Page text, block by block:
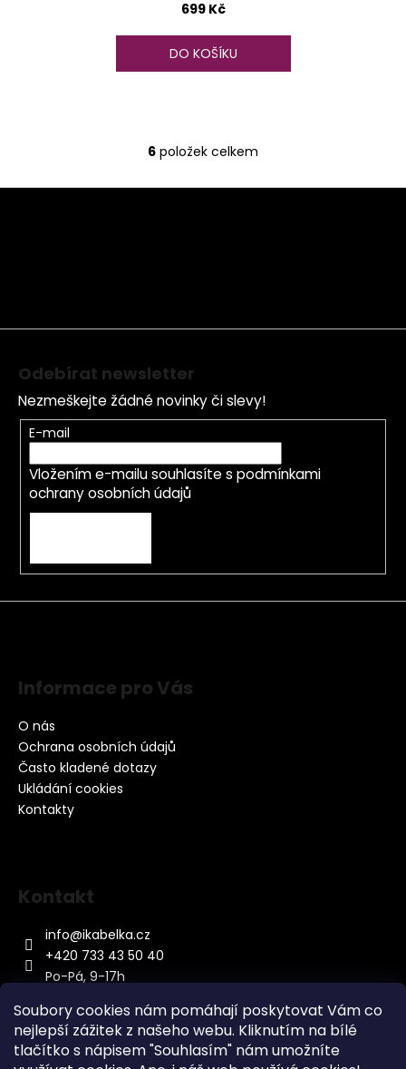
Soubory cookies nám pomáhají poskytovat Vám co
nejlepší zážitek z našeho webu. Kliknutím na bílé
tlačítko s nápisem "Souhlasím" nám umožníte
699 Kč
DO KOŠÍKU
O
v
y
v
ý
p
i
6 položek celkem
Z
Odebírat newsletter
Nezmeškejte žádné novinky či slevy!
E-mail
Vložením e-mailu souhlasíte s podmínkami
ochrany osobních údajů
Informace pro Vás
O nás
Ochrana osobních údajů
Často kladené dotazy
Ukládání cookies
Kontakty
Kontakt
info@ikabelka.cz
+420 733 43 50 40
Po-Pá, 9-17h